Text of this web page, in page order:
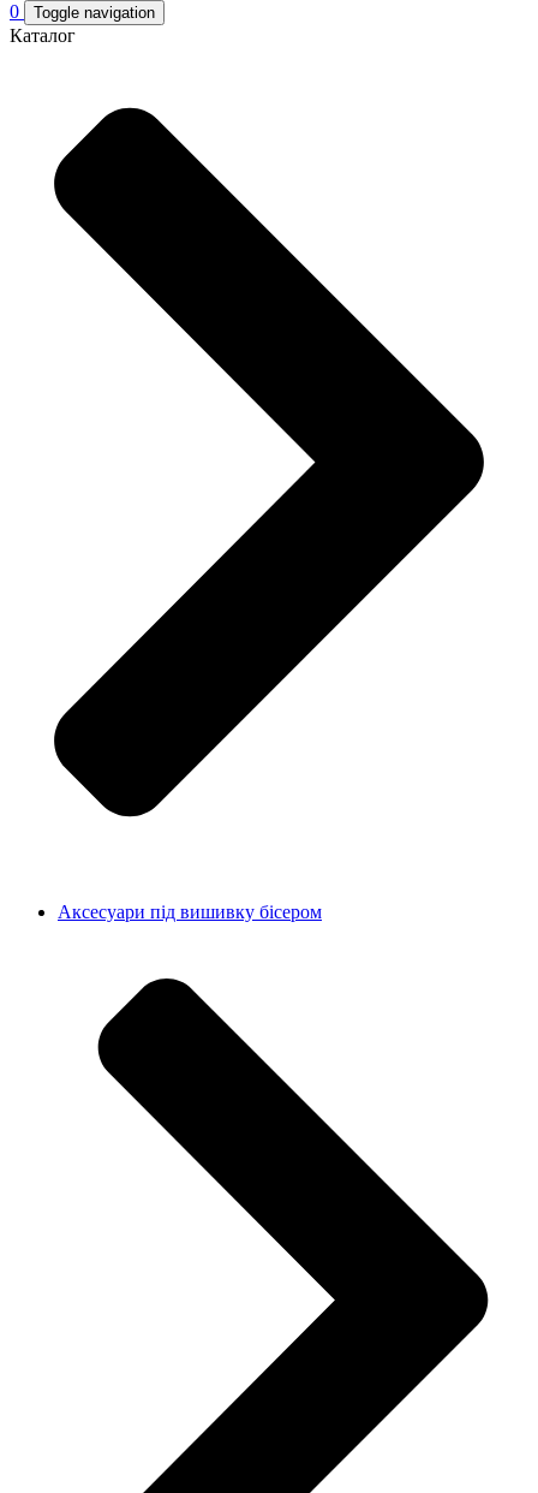
0 Toggle navigation
Каталог
Аксесуари під вишивку бісером